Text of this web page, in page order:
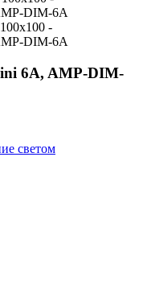
6A, AMP-DIM-
светом